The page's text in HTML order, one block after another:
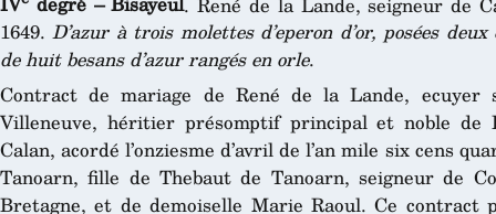
1649.D’azur à trois molettes d’eperon d’or, posées
de huit besans d’azur rangés en orle.
Contract de mariage de René de la Lande,
Villeneuve, héritier présomptif principal et noble de
Calan, acordé l’onziesme d’avril de l’an mile six cens
Tanoarn, fille de Thebaut de Tanoarn, seigneur de
Bretagne, et de demoiselle Marie Raoul. Ce contract